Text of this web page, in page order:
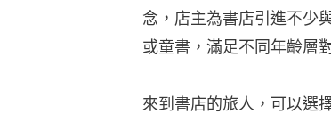
念，店主為書店引進不少
或童書，滿足不同年齡層
來到書店的旅人，可以選